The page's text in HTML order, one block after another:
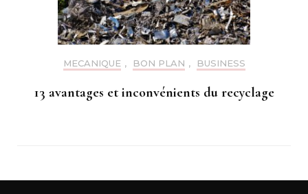
MECANIQUE , BON PLAN , BUSINESS
13 avantages et inconvénients du recyclage